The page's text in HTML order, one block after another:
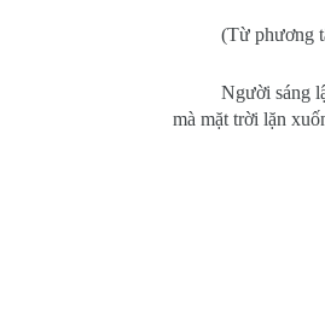
(Từ phương
Người sáng
mà mặt trời lặn